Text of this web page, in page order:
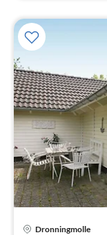
Dronningmolle